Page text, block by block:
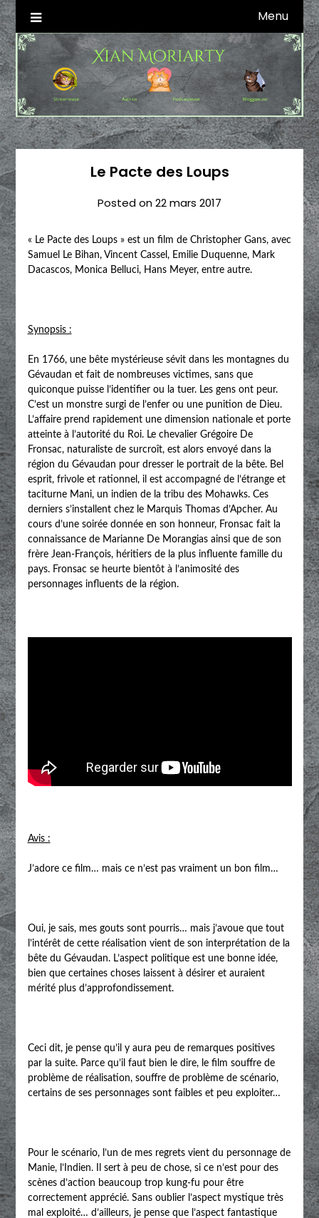
Skip
to
content
Xian Moriarty
Autrice SFFF & Blogueuse & Streameuse Menu
Le Pacte des Loups
Posted on22 mars 2017
« Le Pacte des Loups » est un film de Christopher Gans, avec
Samuel Le Bihan, Vincent Cassel, Emilie Duquenne, Mark
Dacascos, Monica Belluci, Hans Meyer, entre autre.
Synopsis :
En 1766, une bête mystérieuse sévit dans les montagnes du
Gévaudan et fait de nombreuses victimes, sans que
quiconque puisse l’identifier ou la tuer. Les gens ont peur.
C’est un monstre surgi de l’enfer ou une punition de Dieu.
L’affaire prend rapidement une dimension nationale et porte
atteinte à l’autorité du Roi. Le chevalier Grégoire De
Fronsac, naturaliste de surcroît, est alors envoyé dans la
région du Gévaudan pour dresser le portrait de la bête. Bel
esprit, frivole et rationnel, il est accompagné de l’étrange et
taciturne Mani, un indien de la tribu des Mohawks. Ces
derniers s’installent chez le Marquis Thomas d’Apcher. Au
cours d’une soirée donnée en son honneur, Fronsac fait la
connaissance de Marianne De Morangias ainsi que de son
frère Jean-François, héritiers de la plus influente famille du
pays. Fronsac se heurte bientôt à l’animosité des
personnages influents de la région.
Avis :
J’adore ce film… mais ce n’est pas vraiment un bon film…
Oui, je sais, mes gouts sont pourris… mais j’avoue que tout
l’intérêt de cette réalisation vient de son interprétation de la
bête du Gévaudan. L’aspect politique est une bonne idée,
bien que certaines choses laissent à désirer et auraient
mérité plus d’approfondissement.
Ceci dit, je pense qu’il y aura peu de remarques positives
par la suite. Parce qu’il faut bien le dire, le film souffre de
problème de réalisation, souffre de problème de scénario,
certains de ses personnages sont faibles et peu exploiter…
Pour le scénario, l’un de mes regrets vient du personnage de
Manie, l’Indien. Il sert à peu de chose, si ce n’est pour des
scènes d’action beaucoup trop kung-fu pour être
correctement apprécié. Sans oublier l’aspect mystique très
mal exploité… d’ailleurs, je pense que l’aspect fantastique